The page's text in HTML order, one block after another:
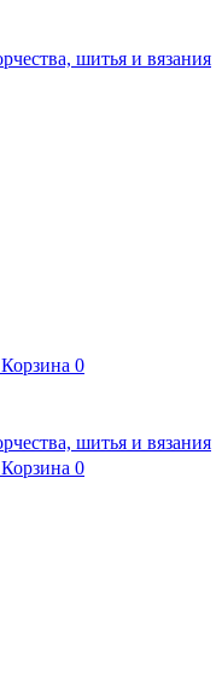
Корзина 0
Корзина 0